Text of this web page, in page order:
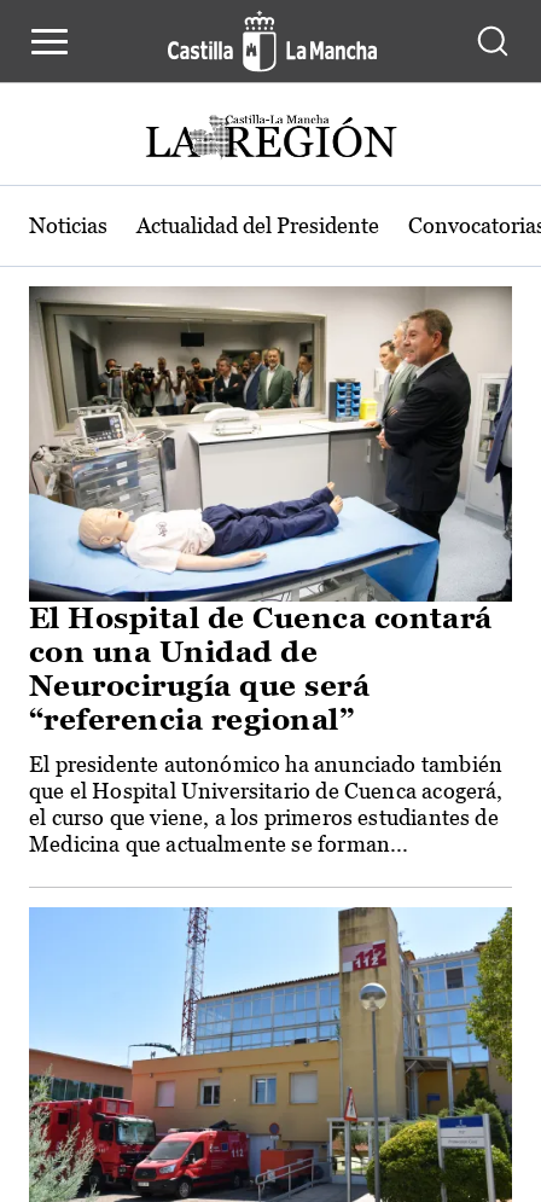
Actualidad de la región de Castilla-
Noticias Actualidad del Presidente
El Hospital de Cuenca contará
con una Unidad de
Neurocirugía que será
“referencia regional”
El presidente autonómico ha anunciado también
que el Hospital Universitario de Cuenca acogerá,
el curso que viene, a los primeros estudiantes de
Medicina que actualmente se forman...